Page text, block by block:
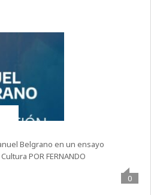
Belgrano en un ensayo
POR FERNANDO
0